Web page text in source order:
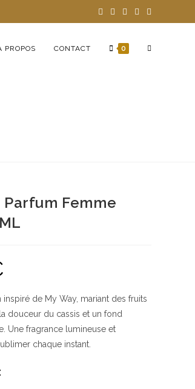
PROPOS CONTACT 0
Femme
inspiré de My Way, mariant des fruits
douceur du cassis et un fond
Une fragrance lumineuse et
chaque instant.